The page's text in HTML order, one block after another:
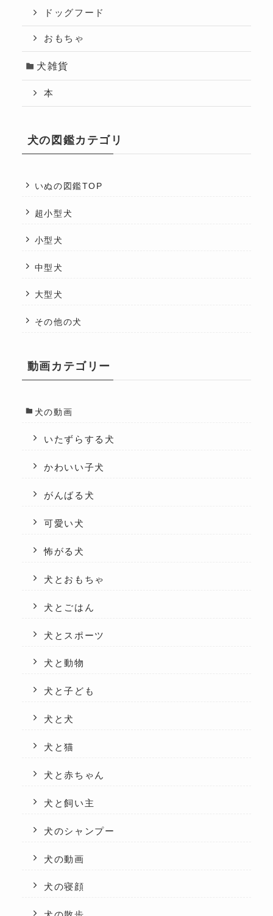
ドッグフード
おもちゃ
犬雑貨
本
犬の図鑑カテゴリ
いぬの図鑑TOP
超小型犬
小型犬
中型犬
大型犬
その他の犬
動画カテゴリー
犬の動画
いたずらする犬
かわいい子犬
がんばる犬
可愛い犬
怖がる犬
犬とおもちゃ
犬とごはん
犬とスポーツ
犬と動物
犬と子ども
犬と犬
犬と猫
犬と赤ちゃん
犬と飼い主
犬のシャンプー
犬の動画
犬の寝顔